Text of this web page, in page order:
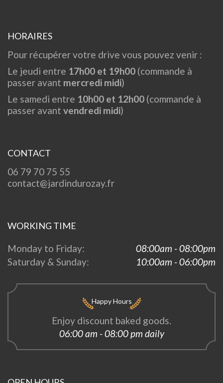
HORAIRES
Pour récupérer votre drive vous pouvez venir :
Le jeudi entre 17h00 et 19h00 (commande à
passer avant mercredi midi)
Le samedi entre 10h00 et 12h00 (commande à
passer avant vendredi midi)
CONTACT
06 79 70 75 55
contact@jardindurozay.fr
WORKING TIME
Monday to Friday:
08:00am - 08:00pm
Saturday & Sunday:
10:00am - 06:00pm
Happy Hours
Enjoy discount baked goods.
06:00 am - 08:00 pm daily